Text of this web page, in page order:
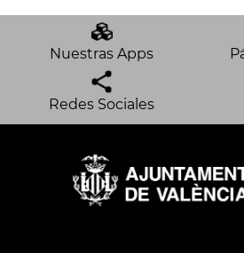
Nuestras Apps
Redes Sociales